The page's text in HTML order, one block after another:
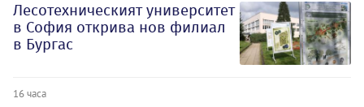
Лесотехническият университет
в София открива нов филиал
в Бургас
16 часа